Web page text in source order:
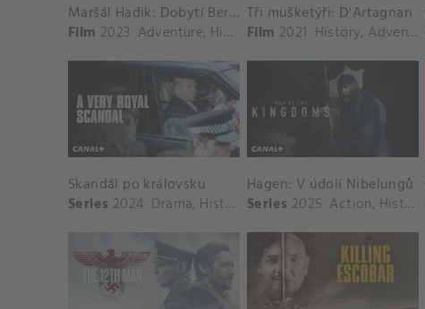
Maršál Hadik: Dobytí Berlína
Film 2023 Adventure, History
Tři mušketýři: D'Artagnan
Film 2021 History, Adventure
Skandál po královsku
Series 2024 Drama, History
Hagen: V údolí Nibelungů
Series 2025 Action, History